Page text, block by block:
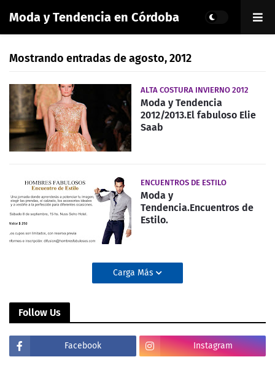
Moda y Tendencia en Córdoba
Mostrando entradas de agosto, 2012
ALTA COSTURA INVIERNO 2012
Moda y Tendencia
2012/2013.El fabuloso Elie
Saab
ENCUENTROS DE ESTILO
Moda y
Tendencia.Encuentros de
Estilo.
Carga Más
Follow Us
Facebook Instagram